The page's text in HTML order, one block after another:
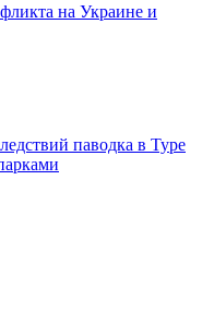
на Украине и
паводка в Туре